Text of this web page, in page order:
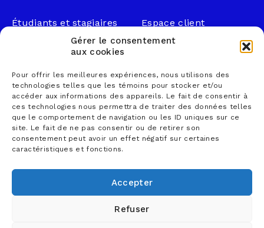
Gérer le consentement
aux cookies
Pour offrir les meilleures expériences, nous utilisons des
technologies telles que les témoins pour stocker et/ou
accéder aux informations des appareils. Le fait de consentir à
ces technologies nous permettra de traiter des données telles
que le comportement de navigation ou les ID uniques sur ce
site. Le fait de ne pas consentir ou de retirer son
consentement peut avoir un effet négatif sur certaines
caractéristiques et fonctions.
Accepter
Refuser
Étudiants et stagiaires
Professionnels
Nous joindre
1 866 833-2114 (sans
frais)
courrier@lemieuxnolet
.ca
Contactez un syndic
Trouver un bureau
Espace client
Légal
Loi sur la faillite et
l’insolvabilité
Politique de
confidentialité
Politique sur la
personnels
Conditions d’utilisation